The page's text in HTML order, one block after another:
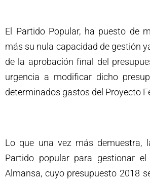
El Partido Popular, ha puesto de
más su nula capacidad de gestión
de la aprobación final del
urgencia a modificar dicho
determinados gastos del Proyecto
Lo que una vez más demuestra,
Partido popular para gestionar el
Almansa, cuyo presupuesto 2018